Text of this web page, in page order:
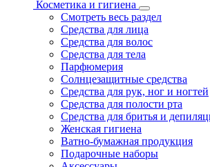
Косметика и гигиена
Смотреть весь раздел
Средства для лица
Средства для волос
Средства для тела
Парфюмерия
Солнцезащитные средства
Средства для рук, ног и ногтей
Средства для полости рта
Средства для бритья и
Женская гигиена
Ватно-бумажная продукция
Подарочные наборы